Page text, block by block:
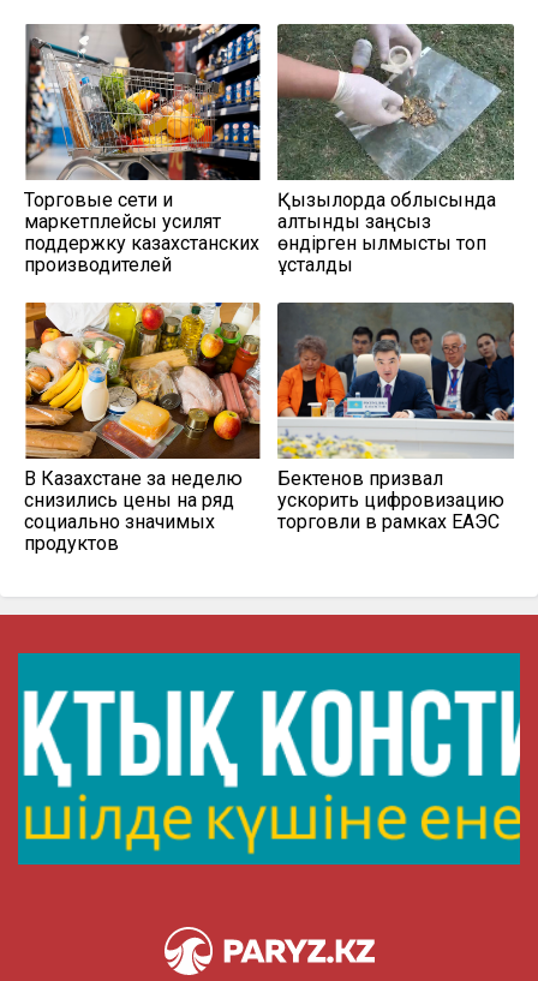
Торговые сети и
маркетплейсы усилят
поддержку казахстанских
производителей
Қызылорда облысында
алтынды заңсыз
өндірген қылмыстық топ
ұсталды
В Казахстане за неделю
снизились цены на ряд
социально значимых
продуктов
Бектенов призвал
ускорить цифровизацию
торговли в рамках ЕАЭС